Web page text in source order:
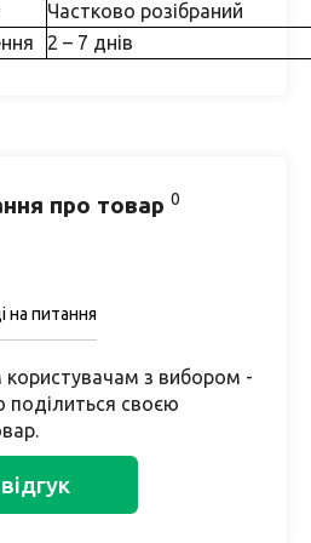
Частково розібраний
2 – 7 днів
про товар 0
на питання
з вибором -
поділиться своєю